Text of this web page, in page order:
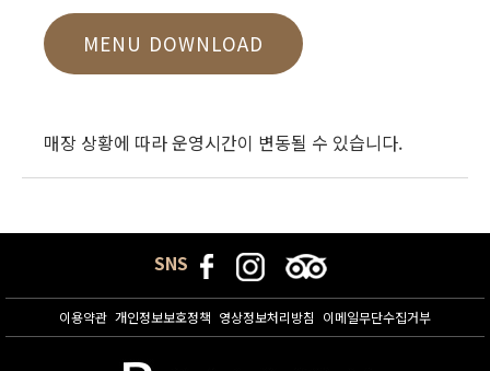
MENU DOWNLOAD
매장 상황에 따라 운영시간이 변동될 수 있습니다.
SNS
이용약관 개인정보보호정책 영상정보처리방침 이메일무단수집거부